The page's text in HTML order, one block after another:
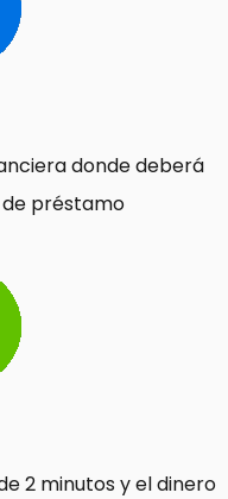
donde deberá
préstamo
2 minutos y el dinero